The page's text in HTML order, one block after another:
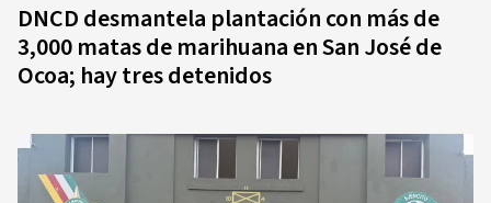
DNCD desmantela plantación con más de
3,000 matas de marihuana en San José de
Ocoa; hay tres detenidos